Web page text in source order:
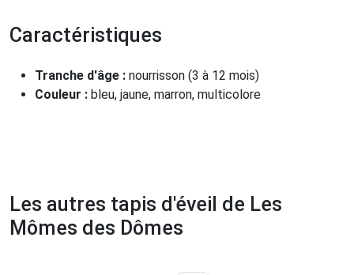
Caractéristiques
Tranche d'âge : nourrisson (3 à 12 mois)
Couleur : bleu, jaune, marron, multicolore
Les autres tapis d'éveil de Les
Mômes des Dômes